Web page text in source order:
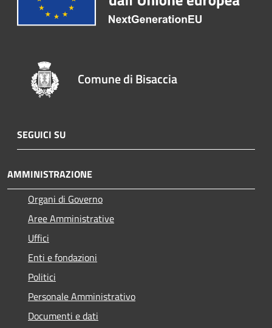
Comune di Bisaccia
SEGUICI SU
AMMINISTRAZIONE
Organi di Governo
Aree Amministrative
Uffici
Enti e fondazioni
Politici
Personale Amministrativo
Documenti e dati